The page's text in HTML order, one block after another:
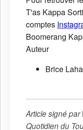
T'as Kappa
comptes
Boomerang
Auteur
Brice
Article signé par
Quotidien du